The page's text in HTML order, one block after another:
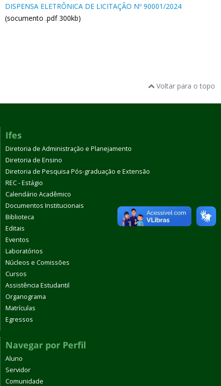
DISPENSA ELETRÔNICA DE LICITAÇÃO Nº 90001/2024
(socumento .pdf 300kb)
Voltar para o topo
Ifes
Diretoria de Administração e Planejamento
Diretoria de Ensino
Diretoria de Pesquisa Pós-graduação e Extensão
REC - Estágio
Calendário Acadêmico
Documentos Institucionais
Biblioteca
Editais
Eventos
Laboratórios
Núcleos e Comissões
Cursos
Assistência Estudantil
Organograma
Matrículas
Egressos
Navegar por Perfil
Aluno
Servidor
Comunidade